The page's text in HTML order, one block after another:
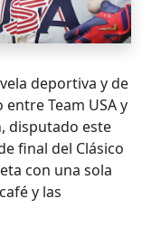
deportiva y de
Team USA y
disputado este
final del Clásico
con una sola
y las